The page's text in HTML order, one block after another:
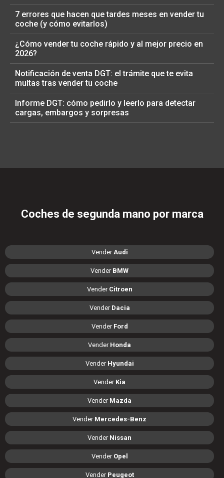
7 errores que hacen que tardes meses en vender tu
coche (y cómo evitarlos)
¿Cómo vender tu coche rápido y al mejor precio en
2026?
Notificación de venta DGT: el trámite que te evita
multas tras vender tu coche
Informe DGT: cómo pedirlo y leerlo para detectar
cargas, embargos y sorpresas
Coches de segunda mano por marca
VenderAudi
Vender BMW
Vender Citroen
Vender Dacia
Vender Ford
Vender Honda
Vender Hyundai
Vender Kia
Vender Mazda
Vender Mercedes-Benz
Vender Nissan
Vender Opel
Vender Peugeot